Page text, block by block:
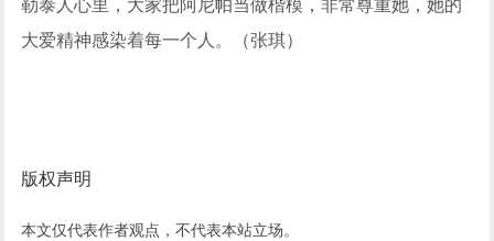
勒泰人心里，大家把阿尼帕当做楷模，非常尊重她，她的
大爱精神感染着每一个人。（张琪）
版权声明
本文仅代表作者观点，不代表本站立场。